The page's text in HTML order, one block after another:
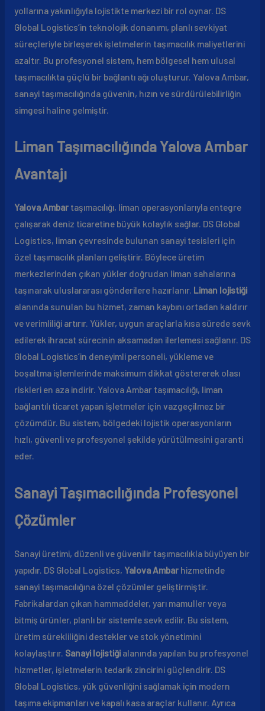
yollarına yakınlığıyla lojistikte merkezi bir rol oynar. DS
Global Logistics’in teknolojik donanımı, planlı sevkiyat
süreçleriyle birleşerek işletmelerin taşımacılık maliyetlerini
azaltır. Bu profesyonel sistem, hem bölgesel hem ulusal
taşımacılıkta güçlü bir bağlantı ağı oluşturur. Yalova Ambar,
sanayi taşımacılığında güvenin, hızın ve sürdürülebilirliğin
simgesi haline gelmiştir.
Liman Taşımacılığında Yalova Ambar
Avantajı
Yalova Ambartaşımacılığı, liman operasyonlarıyla entegre
çalışarak deniz ticaretine büyük kolaylık sağlar. DS Global
Logistics, liman çevresinde bulunan sanayi tesisleri için
özel taşımacılık planları geliştirir. Böylece üretim
merkezlerinden çıkan yükler doğrudan liman sahalarına
taşınarak uluslararası gönderilere hazırlanır. Liman lojistiği
alanında sunulan bu hizmet, zaman kaybını ortadan kaldırır
ve verimliliği artırır. Yükler, uygun araçlarla kısa sürede sevk
edilerek ihracat sürecinin aksamadan ilerlemesi sağlanır. DS
Global Logistics’in deneyimli personeli, yükleme ve
boşaltma işlemlerinde maksimum dikkat göstererek olası
riskleri en aza indirir. Yalova Ambar taşımacılığı, liman
bağlantılı ticaret yapan işletmeler için vazgeçilmez bir
çözümdür. Bu sistem, bölgedeki lojistik operasyonların
hızlı, güvenli ve profesyonel şekilde yürütülmesini garanti
eder.
Sanayi Taşımacılığında Profesyonel
Çözümler
Sanayi üretimi, düzenli ve güvenilir taşımacılıkla büyüyen bir
yapıdır. DS Global Logistics, Yalova Ambarhizmetinde
sanayi taşımacılığına özel çözümler geliştirmiştir.
Fabrikalardan çıkan hammaddeler, yarı mamuller veya
bitmiş ürünler, planlı bir sistemle sevk edilir. Bu sistem,
üretim sürekliliğini destekler ve stok yönetimini
kolaylaştırır. Sanayi lojistiğialanında yapılan bu profesyonel
hizmetler, işletmelerin tedarik zincirini güçlendirir. DS
Global Logistics, yük güvenliğini sağlamak için modern
taşıma ekipmanları ve kapalı kasa araçlar kullanır. Ayrıca